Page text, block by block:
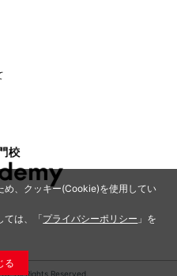
め、クッキー(Cookie)を使用してい
ては、「プライバシーポリシー 」を
る
All Rights Reserved.